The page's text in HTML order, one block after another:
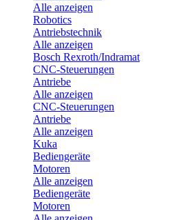
Alle anzeigen
Robotics
Antriebstechnik
Alle anzeigen
Bosch Rexroth/Indramat
CNC-Steuerungen
Antriebe
Alle anzeigen
CNC-Steuerungen
Antriebe
Alle anzeigen
Kuka
Bediengeräte
Motoren
Alle anzeigen
Bediengeräte
Motoren